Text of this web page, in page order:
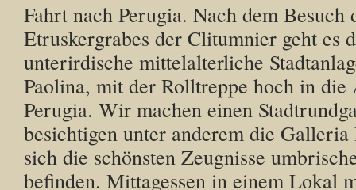
Fahrt nach Perugia. Nach dem Besuch
Etruskergrabes der Clitumnier geht es
unterirdische mittelalterliche
Paolina, mit der Rolltreppe hoch in die
Perugia. Wir machen einen
besichtigen unter anderem die
sich die schönsten Zeugnisse
befinden. Mittagessen in einem Lokal